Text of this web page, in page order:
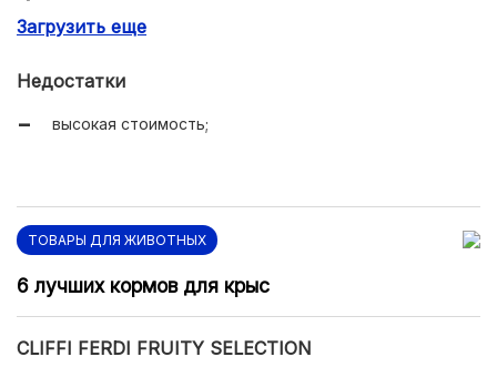
укрепляет иммунитет;
Загрузить еще
Недостатки
высокая стоимость;
ТОВАРЫ ДЛЯ ЖИВОТНЫХ
6 лучших кормов для крыс
CLIFFI FERDI FRUITY SELECTION